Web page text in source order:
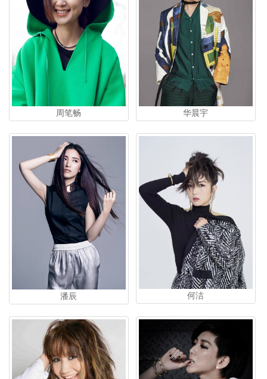
周笔畅 华晨宇
潘辰 何洁